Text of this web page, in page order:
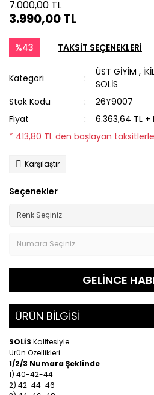
7.000,00 TL
3.990,00 TL
%43 TAKSİT SEÇENEKLERİ
Kategori
ÜST GİYİM ,
SOLİS
Stok Kodu
26Y9007
Fiyat
6.363,64 TL +
* 413,80 TL den başlayan
Karşılaştır
Seçenekler
GELİNCE
ÜRÜN BİLGİSİ
SOLİS Kalitesiyle
Ürün Özellikleri
1/2/3 Numara Şeklinde
1) 40-42-44
2) 42-44-46